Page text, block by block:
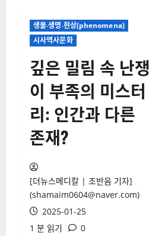
생물‧생명‧현상(phenomena)
시사역사문화
깊은 밀림 속 난쟁
이 부족의 미스터
리: 인간과 다른
존재?
[더뉴스메디칼 | 조반음 기자]
(shamaim0604@naver.com)
2025-01-25
1 분 읽기
0